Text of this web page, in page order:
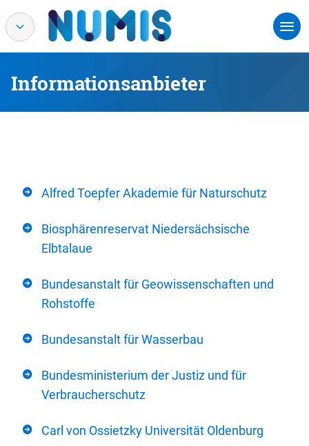
Informationsanbieter
Alfred Toepfer Akademie für Naturschutz
Biosphärenreservat Niedersächsische
Elbtalaue
Bundesanstalt für Geowissenschaften und
Rohstoffe
Bundesanstalt für Wasserbau
Bundesministerium der Justiz und für
Verbraucherschutz
Carl von Ossietzky Universität Oldenburg